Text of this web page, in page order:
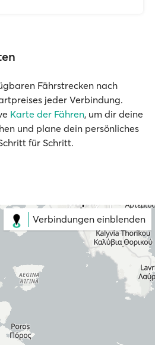
Fährstrecken nach
jeder Verbindung.
Karte der Fähren, um dir deine
und plane dein persönliches
für Schritt.
Verbindungen einblenden